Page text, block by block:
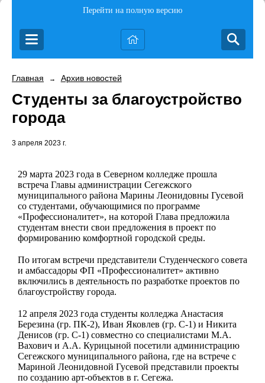
Перейти на полную версию
Главная → Архив новостей
Студенты за благоустройство
города
3 апреля 2023 г.
29 марта 2023 года в Северном колледже прошла
встреча Главы администрации Сегежского
муниципального района Марины Леонидовны Гусевой
со студентами, обучающимися по программе
«Профессионалитет», на которой Глава предложила
студентам внести свои предложения в проект по
формированию комфортной городской среды.
По итогам встречи представители Студенческого совета
и амбассадоры ФП «Профессионалитет» активно
включились в деятельность по разработке проектов по
благоустройству города.
12 апреля 2023 года студенты колледжа Анастасия
Березина (гр. ПК-2), Иван Яковлев (гр. С-1) и Никита
Денисов (гр. С-1) совместно со специалистами М.А.
Вахович и А.А. Курицыной посетили администрацию
Сегежского муниципального района, где на встрече с
Мариной Леонидовной Гусевой представили проекты
по созданию арт-объектов в г. Сегежа.